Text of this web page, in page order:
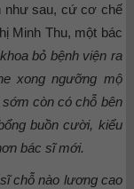
như sau, cứ cơ chế
Minh Thu, một bác
bỏ bệnh viện ra
xong ngưỡng mộ
còn có chỗ bên
buồn cười, kiểu
bác sĩ mới.
chỗ nào lương cao